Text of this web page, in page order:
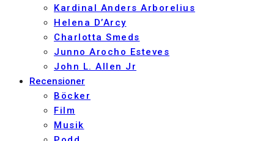
Kardinal Anders Arborelius
Helena D’Arcy
Charlotta Smeds
Junno Arocho Esteves
John L. Allen Jr
Recensioner
Böcker
Film
Musik